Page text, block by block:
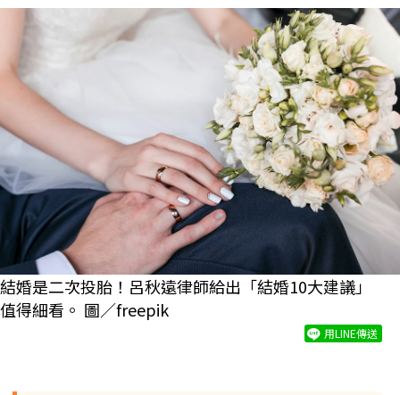
結婚是二次投胎！呂秋遠律師給出「結婚10大建議」
值得細看。 圖／freepik
用LINE傳送